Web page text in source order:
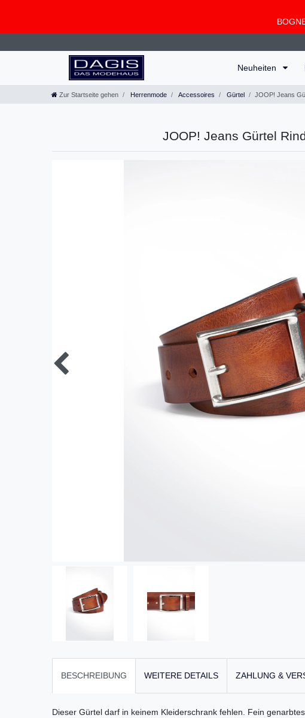
Neuheiten
Zur Startseite gehen Herrenmode Accessoires Gürtel JOOP! Jeans
JOOP! Jeans Gürtel
BESCHREIBUNG WEITERE DETAILS ZAHLUNG &
Dieser Gürtel darf in keinem Kleiderschrank fehlen. Fein